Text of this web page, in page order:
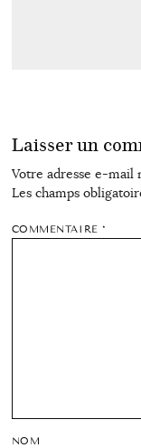
Laisser un
Votre adresse e-mail
Les champs
COMMENTAIRE*
NOM